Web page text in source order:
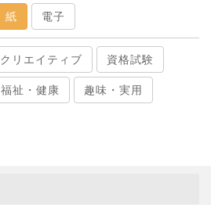
紙 電子
クリエイティブ 資格試験
福祉・健康 趣味・実用